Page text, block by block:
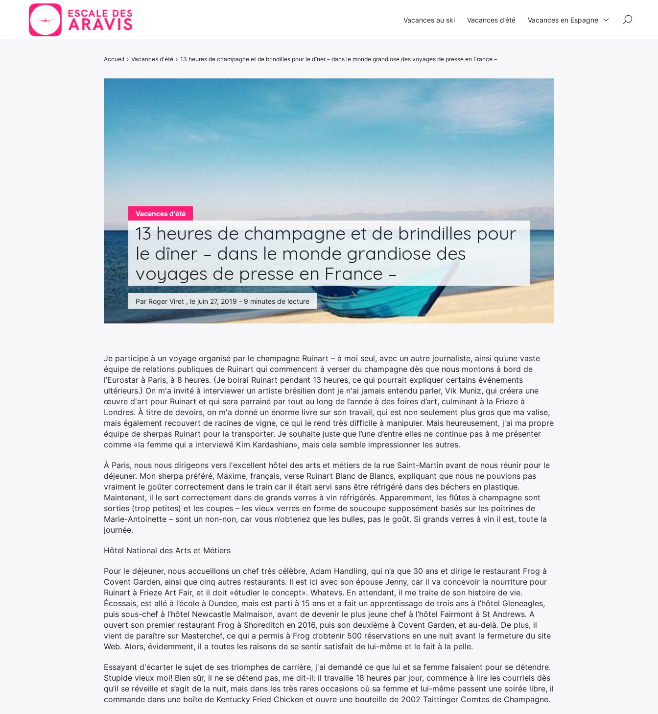
Vacances d'été
13 heures de champagne et de brindilles pour
le dîner – dans le monde grandiose des
voyages de presse en France –
Par Roger Viret , le juin 27, 2019 - 9 minutes de lecture
Accueil › Vacances d'été › 13 heures de champagne et de brindilles pour le dîner – dans le monde grandiose des voyages de presse en France –
Je participe à un voyage organisé par le champagne Ruinart – à moi seul, avec un autre journaliste, ainsi qu’une vaste
équipe de relations publiques de Ruinart qui commencent à verser du champagne dès que nous montons à bord de
l’Eurostar à Paris, à 8 heures. (Je boirai Ruinart pendant 13 heures, ce qui pourrait expliquer certains événements
ultérieurs.) On m'a invité à interviewer un artiste brésilien dont je n'ai jamais entendu parler, Vik Muniz, qui créera une
œuvre d'art pour Ruinart et qui sera parrainé par tout au long de l’année à des foires d’art, culminant à la Frieze à
Londres. À titre de devoirs, on m'a donné un énorme livre sur son travail, qui est non seulement plus gros que ma valise,
mais également recouvert de racines de vigne, ce qui le rend très difficile à manipuler. Mais heureusement, j'ai ma propre
équipe de sherpas Ruinart pour la transporter. Je souhaite juste que l’une d’entre elles ne continue pas à me présenter
comme «la femme qui a interviewé Kim Kardashian», mais cela semble impressionner les autres.
À Paris, nous nous dirigeons vers l'excellent hôtel des arts et métiers de la rue Saint-Martin avant de nous réunir pour le
déjeuner. Mon sherpa préféré, Maxime, français, verse Ruinart Blanc de Blancs, expliquant que nous ne pouvions pas
vraiment le goûter correctement dans le train car il était servi sans être réfrigéré dans des béchers en plastique.
Maintenant, il le sert correctement dans de grands verres à vin réfrigérés. Apparemment, les flûtes à champagne sont
sorties (trop petites) et les coupes – les vieux verres en forme de soucoupe supposément basés sur les poitrines de
Marie-Antoinette – sont un non-non, car vous n’obtenez que les bulles, pas le goût. Si grands verres à vin il est, toute la
journée.
Hôtel National des Arts et Métiers
Pour le déjeuner, nous accueillons un chef très célèbre, Adam Handling, qui n’a que 30 ans et dirige le restaurant Frog à
Covent Garden, ainsi que cinq autres restaurants. Il est ici avec son épouse Jenny, car il va concevoir la nourriture pour
Ruinart à Frieze Art Fair, et il doit «étudier le concept». Whatevs. En attendant, il me traite de son histoire de vie.
Écossais, est allé à l’école à Dundee, mais est parti à 15 ans et a fait un apprentissage de trois ans à l’hôtel Gleneagles,
puis sous-chef à l’hôtel Newcastle Malmaison, avant de devenir le plus jeune chef à l’hôtel Fairmont à St Andrews. A
ouvert son premier restaurant Frog à Shoreditch en 2016, puis son deuxième à Covent Garden, et au-delà. De plus, il
vient de paraître sur Masterchef, ce qui a permis à Frog d’obtenir 500 réservations en une nuit avant la fermeture du site
Web. Alors, évidemment, il a toutes les raisons de se sentir satisfait de lui-même et le fait à la pelle.
Essayant d'écarter le sujet de ses triomphes de carrière, j'ai demandé ce que lui et sa femme faisaient pour se détendre.
Stupide vieux moi! Bien sûr, il ne se détend pas, me dit-il: il travaille 18 heures par jour, commence à lire les courriels dès
qu’il se réveille et s’agit de la nuit, mais dans les très rares occasions où sa femme et lui-même passent une soirée libre, il
commande dans une boîte de Kentucky Fried Chicken et ouvre une bouteille de 2002 Taittinger Comtes de Champagne.
Vacances au ski Vacances d’été Vacances en Espagne
×
Rechercher